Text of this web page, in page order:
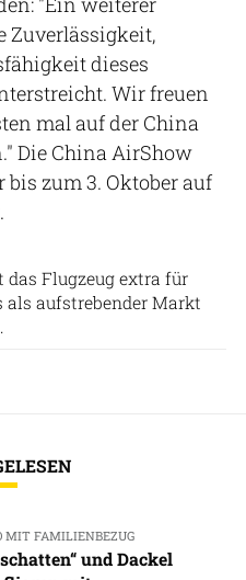
Zuverlässigkeit,
dieses
Wir freuen
mal auf der China
Die China AirShow
bis zum 3. Oktober auf
das Flugzeug extra für
aufstrebender Markt
MIT FAMILIENBEZUG
und Dackel